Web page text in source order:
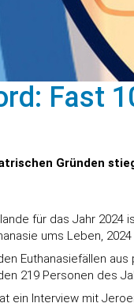
Fast
Gründen
für das Jahr
ums Leben,
Euthanasiefällen
219 Personen des
ein Interview mit